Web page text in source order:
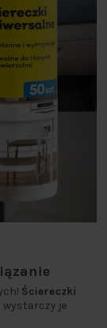
Ściereczki
wystarczy je